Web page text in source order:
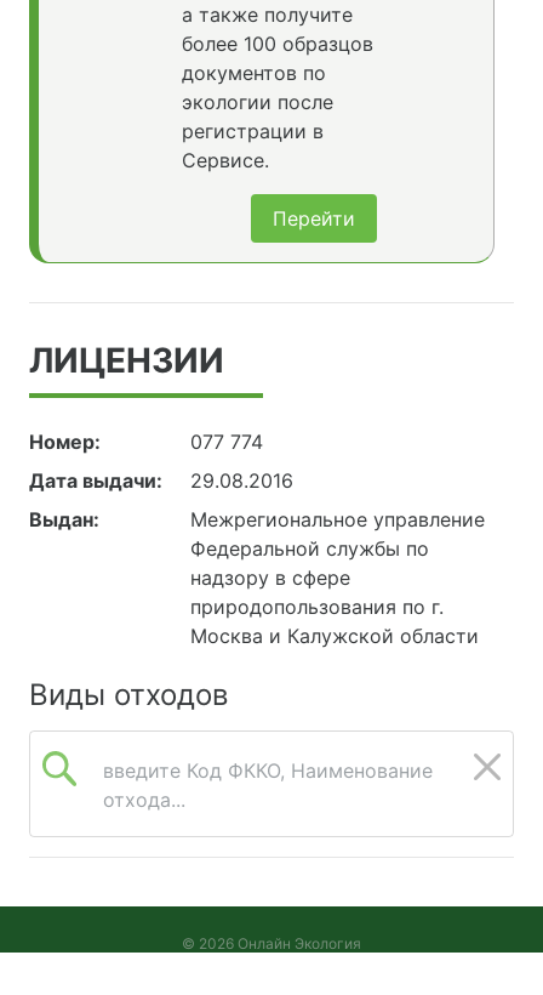
а также получите
более 100 образцов
документов по
экологии после
регистрации в
Сервисе.
Перейти
ЛИЦЕНЗИИ
Номер:
077 774
Дата выдачи:
29.08.2016
Выдан:
Межрегиональное управление
Федеральной службы по
надзору в сфере
природопользования по г.
Москва и Калужской области
Виды отходов
введите Код ФККО, Наименование
отхода...
© 2026 Онлайн Экология